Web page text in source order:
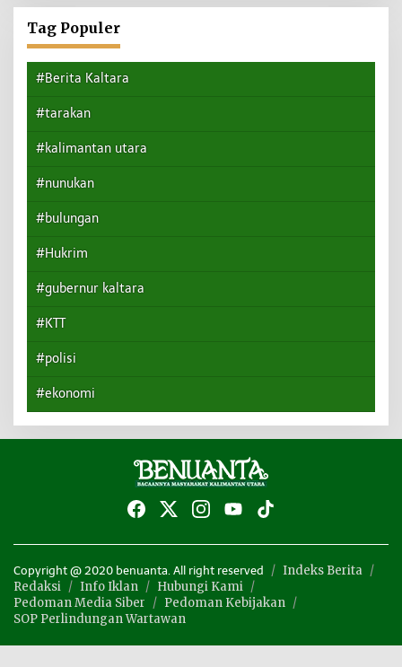
Tag Populer
#Berita Kaltara
#tarakan
#kalimantan utara
#nunukan
#bulungan
#Hukrim
#gubernur kaltara
#KTT
#polisi
#ekonomi
Copyright @ 2020 benuanta. All right reserved
Indeks Berita
Redaksi
Info Iklan
Hubungi Kami
Pedoman Media Siber
Pedoman Kebijakan
SOP Perlindungan Wartawan